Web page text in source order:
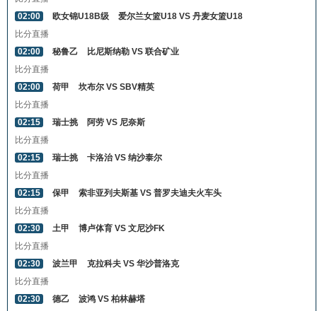
02:00
欧女锦U18B级
爱尔兰女篮U18 VS 丹麦女篮U18
比分直播
02:00
秘鲁乙
比尼斯纳勒 VS 联合矿业
比分直播
02:00
荷甲
坎布尔 VS SBV精英
比分直播
02:15
瑞士挑
阿劳 VS 尼奈斯
比分直播
02:15
瑞士挑
卡洛治 VS 纳沙泰尔
比分直播
02:15
保甲
索非亚列夫斯基 VS 普罗夫迪夫火车头
比分直播
02:30
土甲
博卢体育 VS 文尼沙FK
比分直播
02:30
波兰甲
克拉科夫 VS 华沙普洛克
比分直播
02:30
德乙
波鸿 VS 柏林赫塔